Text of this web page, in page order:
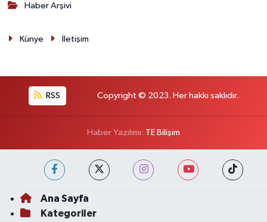
Haber Arşivi
Künye İletişim
RSS Copyright © 2023. Her hakkı saklıdır.
Haber Yazılımı: TE Bilişim
Ana Sayfa
Kategoriler